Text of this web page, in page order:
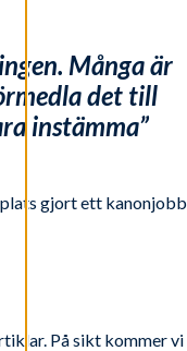
Många är
det till
instämma”
gjort ett kanonjobb
På sikt kommer vi